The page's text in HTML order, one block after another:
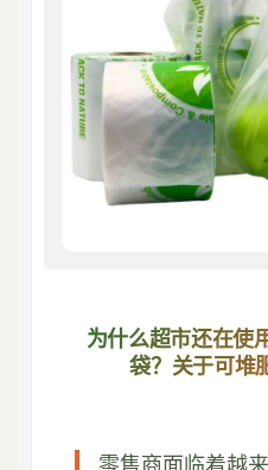
为什么超市还在使
袋？关于可堆
零售商面临着越